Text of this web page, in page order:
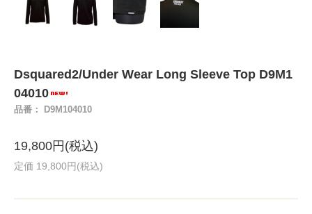
Dsquared2/Under Wear Long Sleeve Top D9M1
04010
品番： D9M104010
19,800円(税込)
定価 19,800円(税込)